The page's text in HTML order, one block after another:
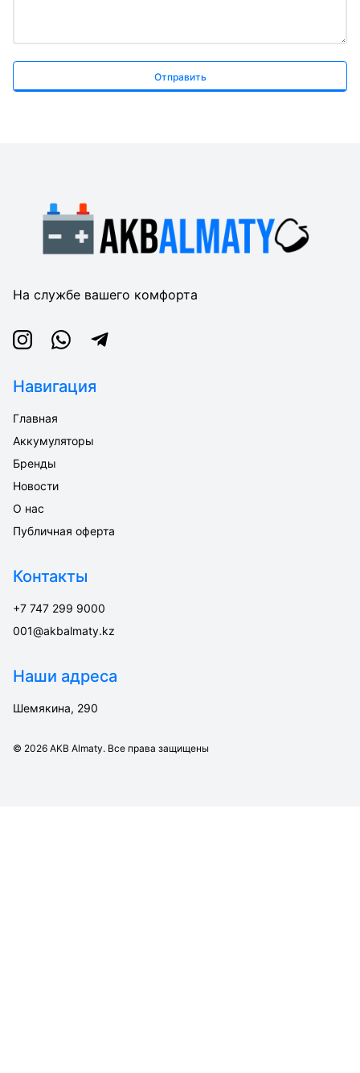
Отправить
На службе вашего комфорта
InstagramWhatsappTelegram
Навигация
Главная
Аккумуляторы
Бренды
Новости
О нас
Публичная оферта
Контакты
+7 747 299 9000
001@akbalmaty.kz
Наши адреса
Шемякина, 290
© 2026 AKB Almaty. Все права защищены